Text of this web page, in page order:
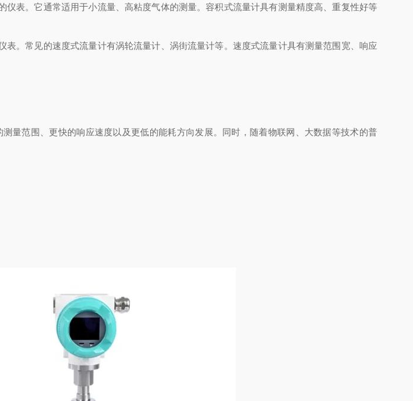
。它通常适用于小流量、高粘度气体的测量。容积式流量计具有测量精度高、重复性好等
常见的速度式流量计有涡轮流量计、涡街流量计等。速度式流量计具有测量范围宽、响应
范围、更快的响应速度以及更低的能耗方向发展。同时，随着物联网、大数据等技术的普